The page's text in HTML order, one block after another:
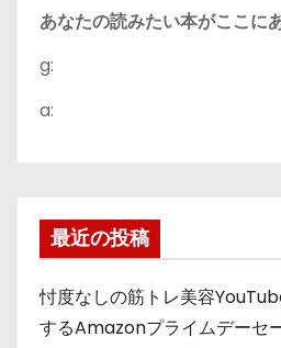
あなたの読みたい本がここに
g:
a:
最近の投稿
忖度なしの筋トレ美容
するAmazonプライムデーセ